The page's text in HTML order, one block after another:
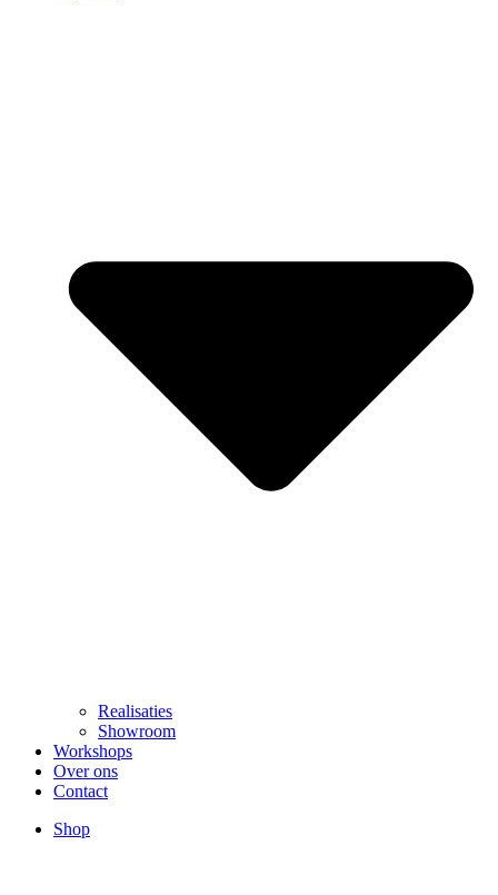
Realisaties
Showroom
Workshops
Over ons
Contact
Shop